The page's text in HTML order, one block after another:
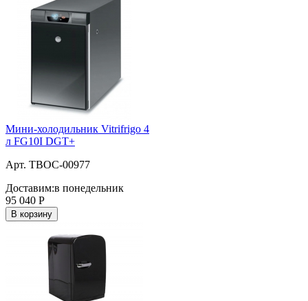
Мини-холодильник Vitrifrigo 4
л FG10I DGT+
Арт. ТВОС-00977
Доставим:в понедельник
95 040 Р
В корзину